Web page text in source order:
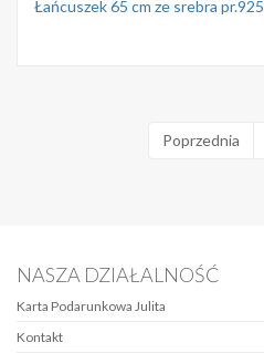
Łańcuszek 65 cm ze srebra pr.925
Poprzednia
NASZA DZIAŁALNOŚĆ
Karta Podarunkowa Julita
Kontakt